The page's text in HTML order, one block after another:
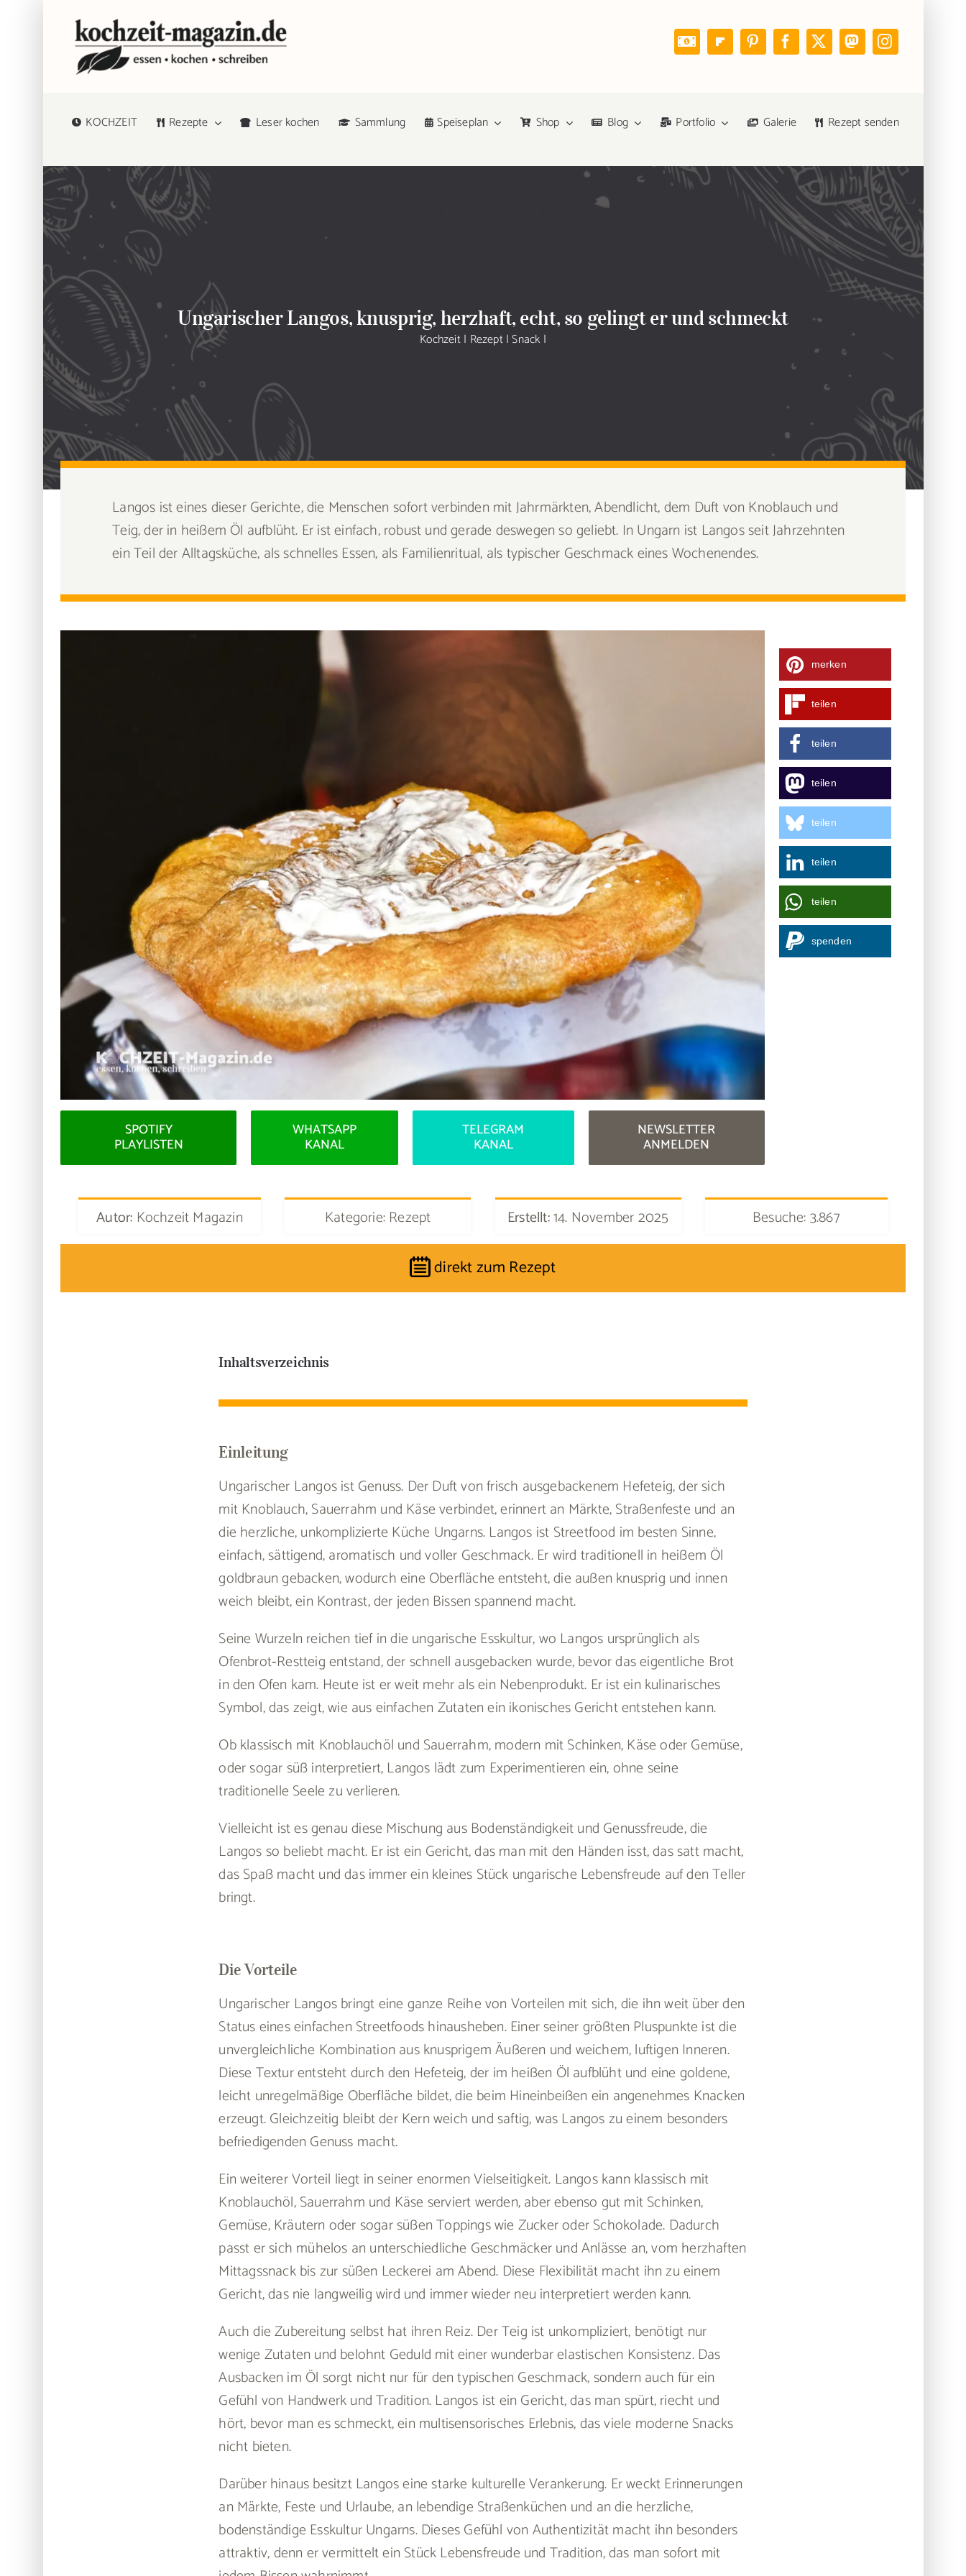
KOCHZEIT Rezepte Leser kochen Sammlung Speiseplan Shop Blog Portfolio Galerie Rezept senden
Ungarischer Langos, knusprig, herzhaft, echt, so gelingt er und schmeckt
Kochzeit| Rezept|Snack |
Langos ist eines dieser Gerichte, die Menschen sofort verbinden mit Jahrmärkten, Abendlicht, dem Duft von Knoblauch und
Teig, der in heißem Öl aufblüht. Er ist einfach, robust und gerade deswegen so geliebt. In Ungarn ist Langos seit Jahrzehnten
ein Teil der Alltagsküche, als schnelles Essen, als Familienritual, als typischer Geschmack eines Wochenendes.
SPOTIFY
PLAYLISTEN
WHATSAPP
KANAL
TELEGRAM
KANAL
NEWSLETTER
ANMELDEN
merken
teilen
teilen
teilen
teilen
teilen
teilen
spenden
Autor: Kochzeit Magazin Kategorie: Rezept Erstellt:14. November 2025 Besuche: 3.867
direkt zum Rezept
Inhaltsverzeichnis
Einleitung
Ungarischer Langos ist Genuss. Der Duft von frisch ausgebackenem Hefeteig, der sich
mit Knoblauch, Sauerrahm und Käse verbindet, erinnert an Märkte, Straßenfeste und an
die herzliche, unkomplizierte Küche Ungarns. Langos ist Streetfood im besten Sinne,
einfach, sättigend, aromatisch und voller Geschmack. Er wird traditionell in heißem Öl
goldbraun gebacken, wodurch eine Oberfläche entsteht, die außen knusprig und innen
weich bleibt, ein Kontrast, der jeden Bissen spannend macht.
Seine Wurzeln reichen tief in die ungarische Esskultur, wo Langos ursprünglich als
Ofenbrot‑Restteig entstand, der schnell ausgebacken wurde, bevor das eigentliche Brot
in den Ofen kam. Heute ist er weit mehr als ein Nebenprodukt. Er ist ein kulinarisches
Symbol, das zeigt, wie aus einfachen Zutaten ein ikonisches Gericht entstehen kann.
Ob klassisch mit Knoblauchöl und Sauerrahm, modern mit Schinken, Käse oder Gemüse,
oder sogar süß interpretiert, Langos lädt zum Experimentieren ein, ohne seine
traditionelle Seele zu verlieren.
Vielleicht ist es genau diese Mischung aus Bodenständigkeit und Genussfreude, die
Langos so beliebt macht. Er ist ein Gericht, das man mit den Händen isst, das satt macht,
das Spaß macht und das immer ein kleines Stück ungarische Lebensfreude auf den Teller
bringt.
Die Vorteile
Ungarischer Langos bringt eine ganze Reihe von Vorteilen mit sich, die ihn weit über den
Status eines einfachen Streetfoods hinausheben. Einer seiner größten Pluspunkte ist die
unvergleichliche Kombination aus knusprigem Äußeren und weichem, luftigen Inneren.
Diese Textur entsteht durch den Hefeteig, der im heißen Öl aufblüht und eine goldene,
leicht unregelmäßige Oberfläche bildet, die beim Hineinbeißen ein angenehmes Knacken
erzeugt. Gleichzeitig bleibt der Kern weich und saftig, was Langos zu einem besonders
befriedigenden Genuss macht.
Ein weiterer Vorteil liegt in seiner enormen Vielseitigkeit. Langos kann klassisch mit
Knoblauchöl, Sauerrahm und Käse serviert werden, aber ebenso gut mit Schinken,
Gemüse, Kräutern oder sogar süßen Toppings wie Zucker oder Schokolade. Dadurch
passt er sich mühelos an unterschiedliche Geschmäcker und Anlässe an, vom herzhaften
Mittagssnack bis zur süßen Leckerei am Abend. Diese Flexibilität macht ihn zu einem
Gericht, das nie langweilig wird und immer wieder neu interpretiert werden kann.
Auch die Zubereitung selbst hat ihren Reiz. Der Teig ist unkompliziert, benötigt nur
wenige Zutaten und belohnt Geduld mit einer wunderbar elastischen Konsistenz. Das
Ausbacken im Öl sorgt nicht nur für den typischen Geschmack, sondern auch für ein
Gefühl von Handwerk und Tradition. Langos ist ein Gericht, das man spürt, riecht und
hört, bevor man es schmeckt, ein multisensorisches Erlebnis, das viele moderne Snacks
nicht bieten.
Darüber hinaus besitzt Langos eine starke kulturelle Verankerung. Er weckt Erinnerungen
an Märkte, Feste und Urlaube, an lebendige Straßenküchen und an die herzliche,
bodenständige Esskultur Ungarns. Dieses Gefühl von Authentizität macht ihn besonders
attraktiv, denn er vermittelt ein Stück Lebensfreude und Tradition, das man sofort mit